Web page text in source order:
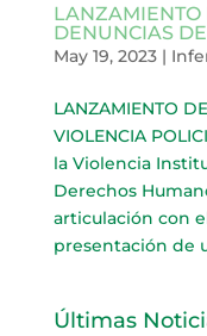
LANZAMIENTO
DENUNCIAS
May 19, 2023|
LANZAMIENTO
VIOLENCIA
la Violencia
Derechos
articulación con
presentación de
Últimas